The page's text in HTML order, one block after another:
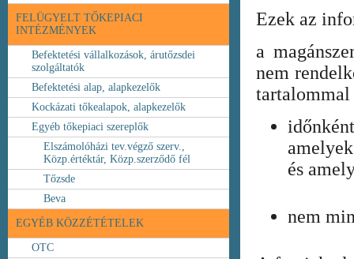
FELÜGYELT TŐKEPIACI
INTÉZMÉNYEK
Befektetési vállalkozások, árutőzsdei
szolgáltatók
Befektetési alap, alapkezelők
Kockázati tőkealapok, alapkezelők
Egyéb tőkepiaci szereplők
Elszámolóházi tev.végző szerv.,
Közp.értéktár, Közp.szerződő fél
Tőzsde
Beva
EGYÉB KÖZZÉTÉTELEK
OTC
Ezek az
a
nem
és
nem